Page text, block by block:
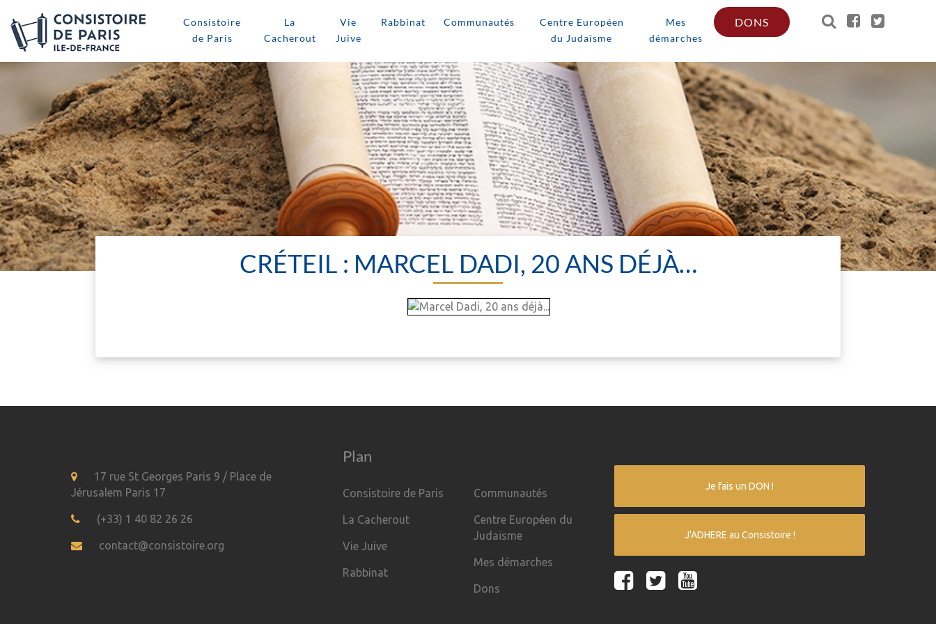
Consistoire
de Paris
La
Cacherout
Vie
Juive
Rabbinat Communautés
Centre Européen
du Judaïsme
Mes
démarches
DONS
CRÉTEIL : MARCEL DADI, 20 ANS DÉJÀ…
17 rue St Georges Paris 9 / Place de
Jérusalem Paris 17
(+33) 1 40 82 26 26
contact@consistoire.org
Plan
Consistoire de Paris
La Cacherout
Vie Juive
Rabbinat
Communautés
Centre Européen du
Judaïsme
Mes démarches
Dons
Je fais un DON !
J'ADHERE au Consistoire !